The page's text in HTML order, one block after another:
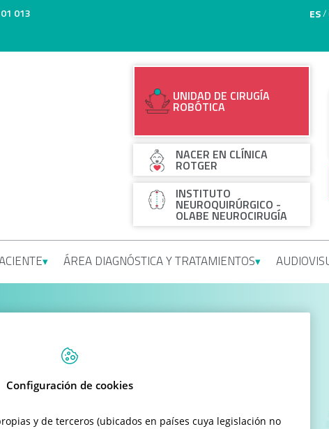
013
ES
UNIDAD DE CIRUGÍA
ROBÓTICA
NACER EN CLÍNICA
ROTGER
INSTITUTO
NEUROQUIRÚRGICO -
OLABE NEUROCIRUGÍA
ÁREA DIAGNÓSTICA Y TRATAMIENTOS
Configuración de cookies
y de terceros (ubicados en países cuya legislación no